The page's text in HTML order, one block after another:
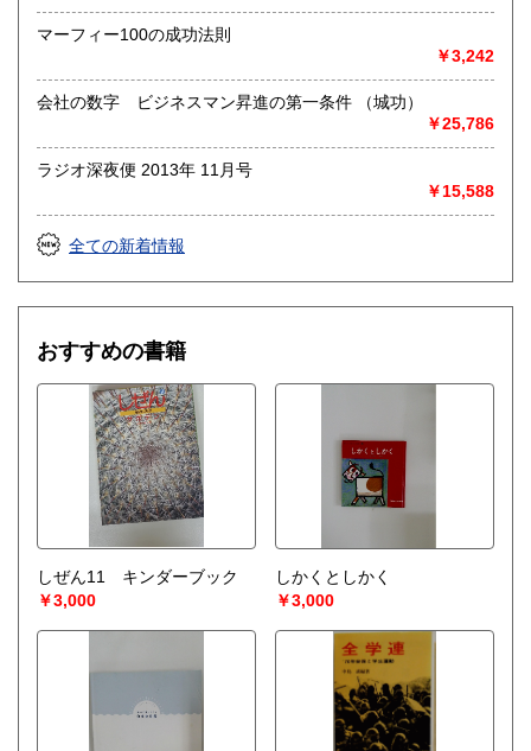
マーフィー100の成功法則
￥3,242
会社の数字 ビジネスマン昇進の第一条件 （城功）
￥25,786
ラジオ深夜便 2013年 11月号
￥15,588
全ての新着情報
おすすめの書籍
しぜん11 キンダーブック
￥3,000
しかくとしかく
￥3,000